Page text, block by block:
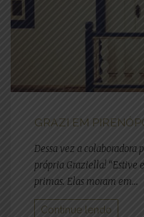
GRAZI EM
Dessa vez a colaboradora
própria Graziella! “Estive
primas. Elas moram em...
Continue lendo